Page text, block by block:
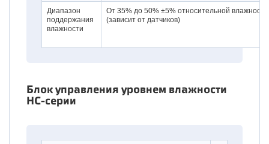
Диапазон
поддержания
влажности
От 35% до 50% ±5% относительной влажности
(зависит от датчиков)
Блок управления уровнем влажности
HC-серии